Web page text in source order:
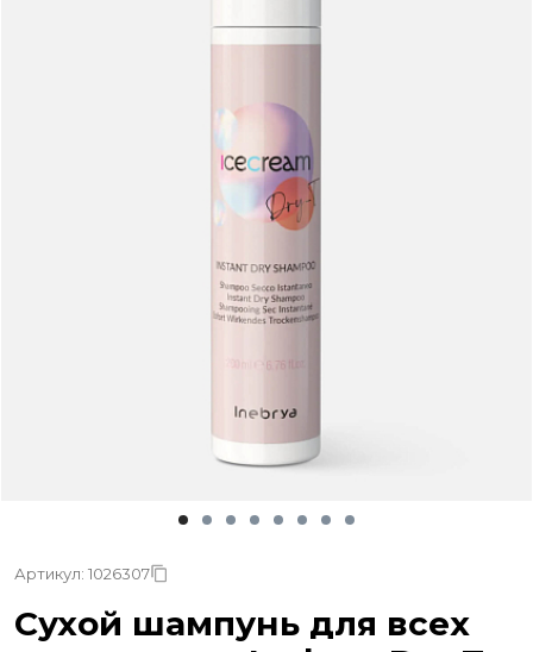
Артикул: 1026307
Сухой шампунь для всех